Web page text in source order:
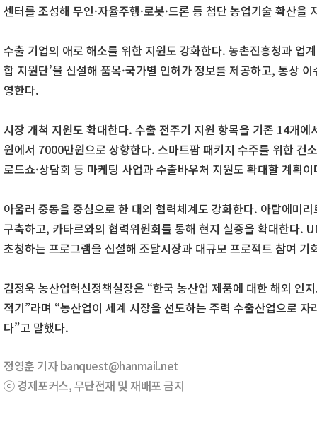
센터를 조성해 무인·자율주행·로봇·드론 등 첨단 농업기술 확산을
수출 기업의 애로 해소를 위한 지원도 강화한다. 농촌진흥청과 업
합 지원단’을 신설해 품목·국가별 인허가 정보를 제공하고, 통상
영한다.
시장 개척 지원도 확대한다. 수출 전주기 지원 항목을 기존 14개
원에서 7000만원으로 상향한다. 스마트팜 패키지 수주를 위한 컨
로드쇼·상담회 등 마케팅 사업과 수출바우처 지원도 확대할 계획
아울러 중동을 중심으로 한 대외 협력체계도 강화한다. 아랍에미
구축하고, 카타르와의 협력위원회를 통해 현지 실증을 확대한다.
초청하는 프로그램을 신설해 조달시장과 대규모 프로젝트 참여 기
김정욱 농산업혁신정책실장은 “한국 농산업 제품에 대한 해외 인
적기”라며 “농산업이 세계 시장을 선도하는 주력 수출산업으로
다”고 말했다.
정영훈 기자 banquest@hanmail.net
ⓒ 경제포커스, 무단전재 및 재배포 금지